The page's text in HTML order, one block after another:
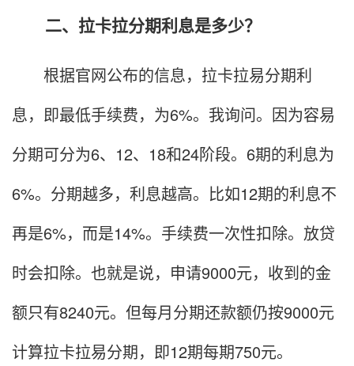
二、拉卡拉分期利息是多少？
根据官网公布的信息，拉卡拉易分期利
息，即最低手续费，为6%。我询问。因为容易
分期可分为6、12、18和24阶段。6期的利息为
6%。分期越多，利息越高。比如12期的利息不
再是6%，而是14%。手续费一次性扣除。放贷
时会扣除。也就是说，申请9000元，收到的金
额只有8240元。但每月分期还款额仍按9000元
计算拉卡拉易分期，即12期每期750元。